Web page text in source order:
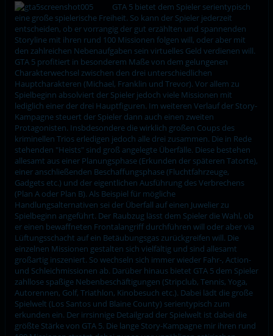
GTA 5 bietet dem Spieler serientypisch
eine große spielerische Freiheit. So kann der Spieler jederzeit
entscheiden, ob er vorrangig der gut erzählten und spannenden
Storyline mit ihren rund 100 Missionen folgen will, oder aber mit
den zahlreichen Nebenaufgaben sein virtuelles Geld verdienen will.
GTA 5 profitiert in besonderem Maße von dem gelungenen
Charakterwechsel zwischen den drei unterschiedlichen
Hauptcharakteren (Michael, Franklin und Trevor). Vor allem zu
Spielbeginn absolviert der Spieler jedoch viele Missionen mit
lediglich einer der drei Hauptfiguren. Im weiteren Verlauf der Story-
Kampagne steuert der Spieler dann auch einen zweiten
Protagonisten. Insbdesondere die wirklich großen Coups des
kriminellen Trios erledigen jedoch alle drei zusammen. Die in Rede
stehenden "Heists" sind groß angelegte Überfälle. Diese bestehen
allesamt aus einer Planungsphase (Erkunden der späteren Tatorte),
einer anschließenden Beschaffungsphase (Fluchtfahrzeuge,
Gadgets etc.) und der eigentlichen Ausführung des Verbrechens
(Plan A oder Plan B). Als Beispiel für mögliche
Handlungsalternativen sei der Überfall auf einen Juwelier zu
Spielbeginn angeführt. Der Raubzug lässt dem Spieler die Wahl, ob
er einen bewaffneten Frontalangriff durchführen will oder aber via
Lüftungsschacht auf ein Betäubungsgas zurückgreifen will. Die
einzelnen Missionen gestalten sich vielfältig und sind allesamt
großartig inszeniert. So wechseln sich immer wieder Fahr-, Action-
und Schleichmissionen ab. Darüber hinaus bietet GTA 5 dem Spieler
zahllose spaßige Nebenbeschäftigungen (Stripclub, Tennis, Yoga,
Autorennen, Golf, Triathlon, Kinobesuch etc.). Dabei lädt die große
Spielwelt (Los Santos und Blaine County) serientypisch zum
erkunden ein. Der irrsinnige Detailgrad der Spielwelt ist dabei die
größte Stärke von GTA 5. Die lange Story-Kampagne mir ihren rund